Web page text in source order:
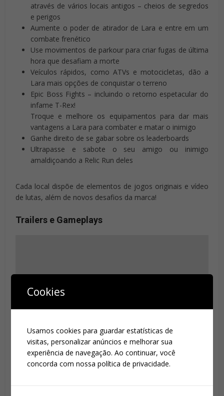
através de vários locais antigos – cheios de segredos
e perigos
Aumente o poder de atirador de Lara e entre em um
combate frenético
Use movimentos de parkour para criar fugas de última
hora que desafiam a morte
Veículos rápidos, como ATVs e motocicletas, dão a
Lara mais opções de conquistar o terreno
Epic Boss Fights – incluindo o retorno espetacular do
infame T-Rex!
Troque e melhore os equipamentos para dar mais
vantagens a Lara para combater e matar o inimigo
Ganhe direito de se gabar sobre os leaderboards
Ultrapasse e sabote o seu amigo ou inimigo
amaldiçoando a Relic Run deles
Cada local dispõe de elementos de jogos originais e vídeo
de lutas, além de novos desafios da marca!
Trailers e Gameplays
Suas configurações estão impedindo que você veja
Revise suas configurações
Cookies
Usamos cookies para guardar estatísticas de
visitas, personalizar anúncios e melhorar sua
experiência de navegação. Ao continuar, você
concorda com nossa política de privacidade.